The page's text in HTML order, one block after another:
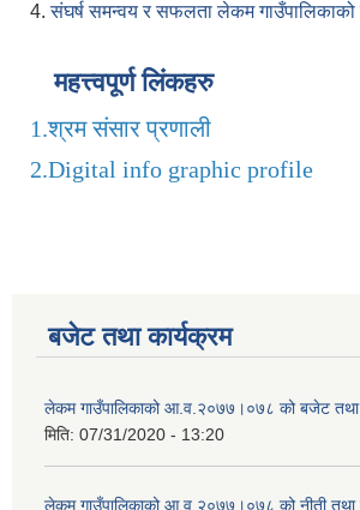
4.संघर्ष समन्वय र सफलता लेकम गाउँपालिकाको
महत्त्वपूर्ण लिंकहरु
1.श्रम संसार प्रणाली
2.Digital info graphic profile
बजेट तथा कार्यक्रम
लेकम गाउँपालिकाको आ.व.२०७७।०७८ को बजेट तथा
मिति: 07/31/2020 - 13:20
लेकम गाउँपालिकाको आ.व.२०७७।०७८ को नीती तथा